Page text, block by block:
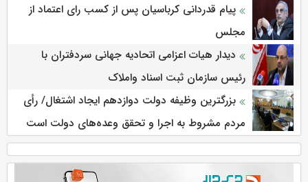
پیام قدردانی کرباسیان پس از کسب رای اعتماد از
مجلس
دیدار هیات اعزامی اتحادیه جهانی سردفتران با
رئیس سازمان ثبت اسناد واملاک
بزرگترین وظیفه دولت دوازدهم ایجاد اشتغال/ رأی
مردم مشروط به اجرا و تحقق وعده‌های دولت است